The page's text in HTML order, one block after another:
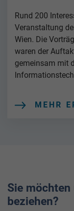
Rund 200
Veranstaltung
Wien. Die
waren der
gemeinsam mit
MEHR
Sie
beziehen?